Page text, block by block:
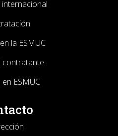
internacional
la ESMUC
contratante
ESMUC